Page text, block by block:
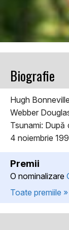
Biografie
Hugh
Webber
Tsunami:
4 noiembrie
Premii
O nominalizare
Toate premiile »